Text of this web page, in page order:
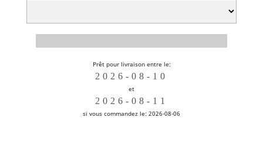
Prêt pour livraison entre le:
et
si vous commandez le: 2026-08-06